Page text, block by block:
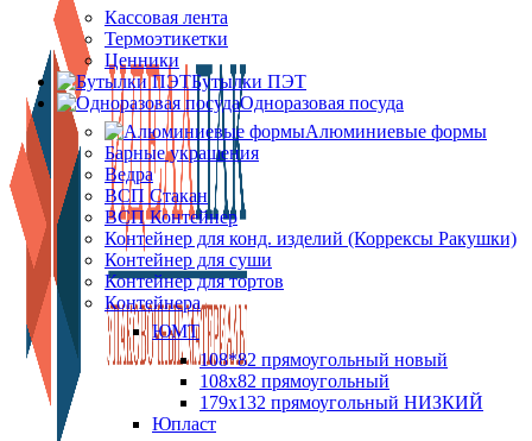
Кассовая лента
Термоэтикетки
Ценники
Бутылки ПЭТ
Одноразовая посуда
Алюминиевые формы
Барные украшения
Ведра
ВСП Стакан
ВСП Контейнер
Контейнер для конд. изделий (Коррексы Ракушки)
Контейнер для суши
Контейнер для тортов
Контейнера
ЮМТ
108*82 прямоугольный новый
108х82 прямоугольный
179х132 прямоугольный НИЗКИЙ
Юпласт